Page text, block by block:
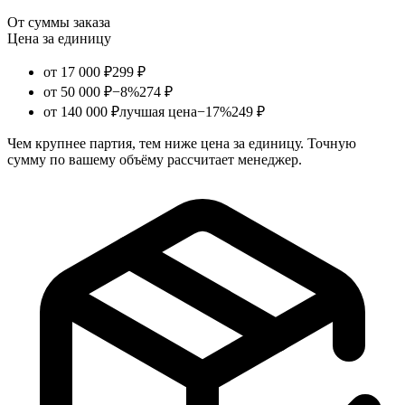
От суммы заказа
Цена за единицу
от 17 000 ₽299 ₽
от 50 000 ₽−8%274 ₽
от 140 000 ₽лучшая цена−17%249 ₽
Чем крупнее партия, тем ниже цена за единицу. Точную
сумму по вашему объёму рассчитает менеджер.